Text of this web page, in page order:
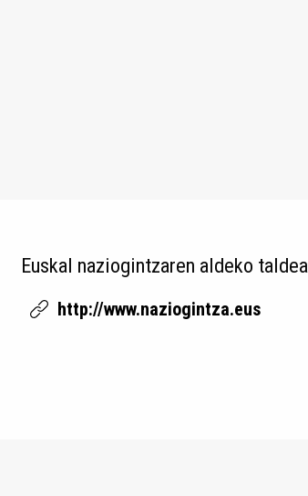
Euskal naziogintzaren aldeko taldea
http://www.naziogintza.eus